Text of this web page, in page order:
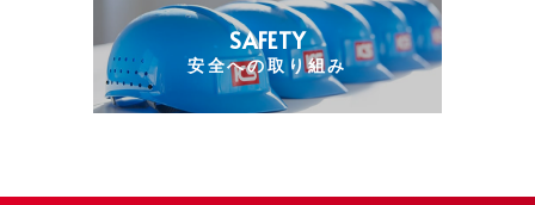
SAFETY
安全への取り組み